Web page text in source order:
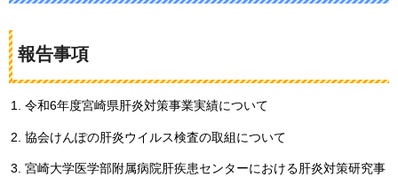
報告事項
令和6年度宮崎県肝炎対策事業実績について
協会けんぽの肝炎ウイルス検査の取組について
宮崎大学医学部附属病院肝疾患センターにおける肝炎対策研究事